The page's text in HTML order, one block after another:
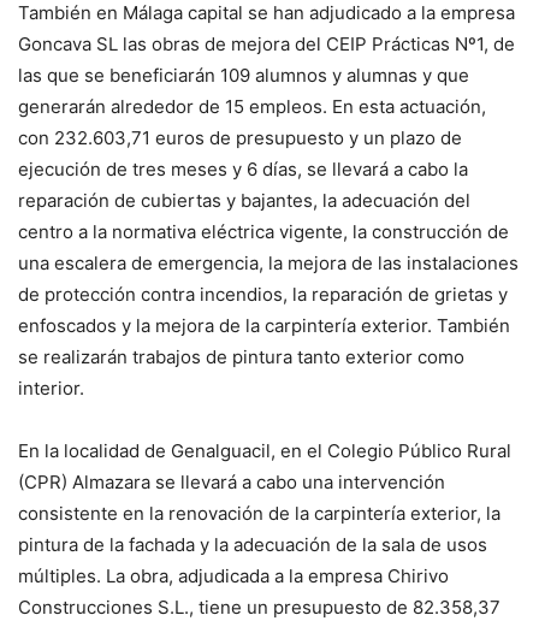
También en Málaga capital se han adjudicado a la empresa
Goncava SL las obras de mejora del CEIP Prácticas Nº1, de
las que se beneficiarán 109 alumnos y alumnas y que
generarán alrededor de 15 empleos. En esta actuación,
con 232.603,71 euros de presupuesto y un plazo de
ejecución de tres meses y 6 días, se llevará a cabo la
reparación de cubiertas y bajantes, la adecuación del
centro a la normativa eléctrica vigente, la construcción de
una escalera de emergencia, la mejora de las instalaciones
de protección contra incendios, la reparación de grietas y
enfoscados y la mejora de la carpintería exterior. También
se realizarán trabajos de pintura tanto exterior como
interior.
En la localidad de Genalguacil, en el Colegio Público Rural
(CPR) Almazara se llevará a cabo una intervención
consistente en la renovación de la carpintería exterior, la
pintura de la fachada y la adecuación de la sala de usos
múltiples. La obra, adjudicada a la empresa Chirivo
Construcciones S.L., tiene un presupuesto de 82.358,37